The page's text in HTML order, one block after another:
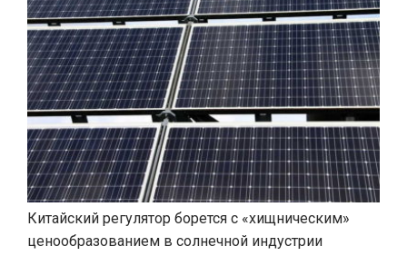
Китайский регулятор борется с «хищническим»
ценообразованием в солнечной индустрии